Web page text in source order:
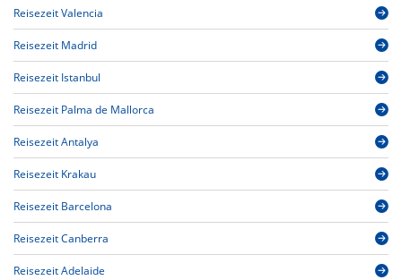
Reisezeit Valencia
Reisezeit Madrid
Reisezeit Istanbul
Reisezeit Palma de Mallorca
Reisezeit Antalya
Reisezeit Krakau
Reisezeit Barcelona
Reisezeit Canberra
Reisezeit Adelaide